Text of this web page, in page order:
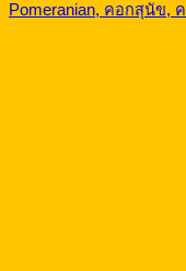
Pomeranian, คอกสุนัข,